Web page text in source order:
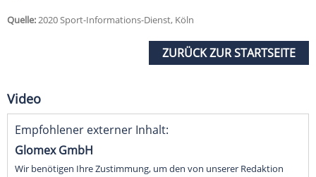
Quelle:2020 Sport-Informations-Dienst, Köln
ZURÜCK ZUR STARTSEITE
Video
Empfohlener externer Inhalt:
Glomex GmbH
Wir benötigen Ihre Zustimmung, um den von unserer Redaktion